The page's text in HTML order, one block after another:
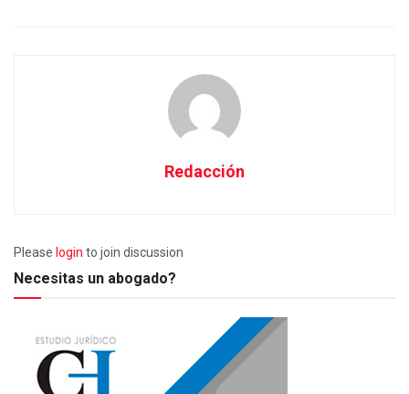
Redacción
Please login to join discussion
Necesitas un abogado?